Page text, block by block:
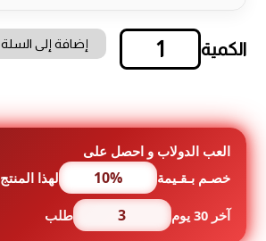
كمية
الرقة
ديوركس
واقي
إضافة إلى السلة
العب الدولاب و احصل على
خصـم بـقـيمة
10% لهذا المنتج
آخر 30 يوم 3 طلب